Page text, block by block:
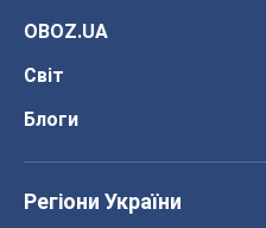
OBOZ.UA
Світ
Блоги
Регіони України